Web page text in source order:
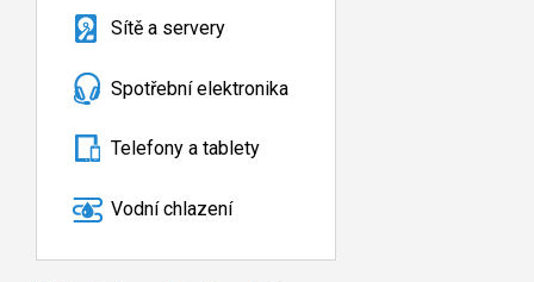
Sítě a servery
Spotřební elektronika
Telefony a tablety
Vodní chlazení